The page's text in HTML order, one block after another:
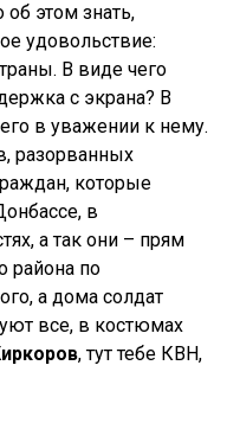
об этом знать,
удовольствие:
В виде чего
с экрана? В
в уважении к нему.
разорванных
которые
в
а так они – прям
района по
а дома солдат
все, в костюмах
, тут тебе КВН,